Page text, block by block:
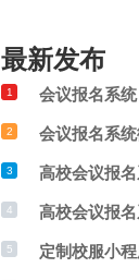
最新发布
1 会议报名系统
2 会议报名系
3 高校会议报
4 高校会议报
5 定制校服小